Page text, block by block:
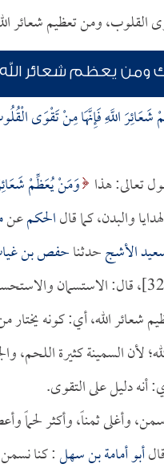
القلوب، ومن تعظيم شعائر
ومن يعظم شعائر
اللَّهِ فَإِنَّهَا مِنْ تَقْوَى
تعالى: هذا وَمَنْ يُعَظِّمْ
الحكمعن
الأشجحدثناحفص بن
شعائر الله، أي: كونه يختار
لأن السمينة كثيرة اللحم،
أنه دليل على التقوى.
وأغلى ثمناً، وأكثر لحماً
أبو أمامة بن سهل: كنا